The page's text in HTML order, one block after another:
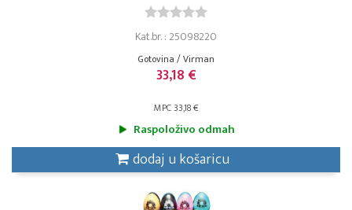
Kat.br. : 25098220
Gotovina / Virman
33,18 €
MPC 33,18 €
Raspoloživo odmah
dodaj u košaricu